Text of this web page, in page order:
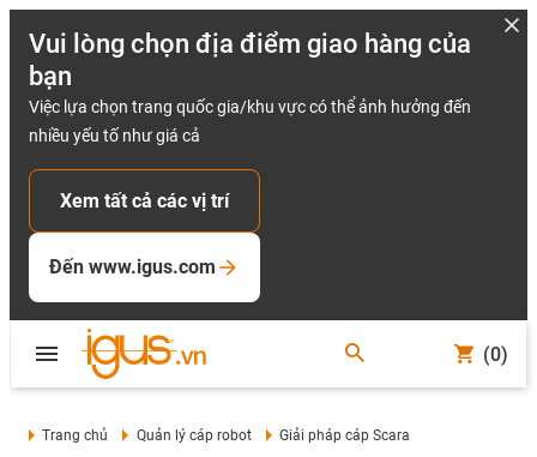
Vui lòng chọn địa điểm giao hàng của
bạn
Việc lựa chọn trang quốc gia/khu vực có thể ảnh hưởng đến
nhiều yếu tố như giá cả
Xem tất cả các vị trí
Đến www.igus.com
(0)
Trang chủ Quản lý cáp robot Giải pháp cáp Scara